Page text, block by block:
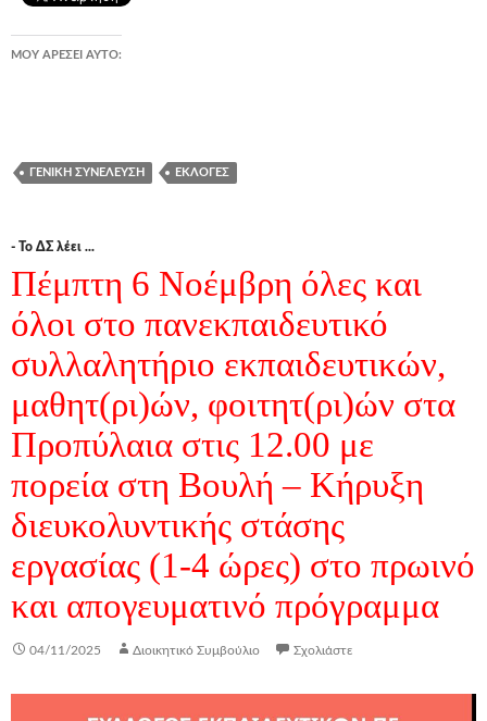
ΜΟΥ ΑΡΈΣΕΙ ΑΥΤΌ:
ΓΕΝΙΚΉ ΣΥΝΈΛΕΥΣΗ ΕΚΛΟΓΈΣ
- Το ΔΣ λέει ...
Πέμπτη 6 Νοέμβρη όλες και
όλοι στο πανεκπαιδευτικό
συλλαλητήριο εκπαιδευτικών,
μαθητ(ρι)ών, φοιτητ(ρι)ών στα
Προπύλαια στις 12.00 με
πορεία στη Βουλή – Κήρυξη
διευκολυντικής στάσης
εργασίας (1-4 ώρες) στο πρωινό
και απογευματινό πρόγραμμα
04/11/2025 Διοικητικό Συμβούλιο Σχολιάστε